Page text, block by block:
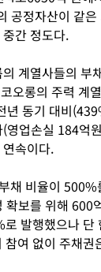
공정자산이 같
간 정도다.
계열사들의
오롱의 주력 계
동기 대비
영업손실 184억
속이다.
채 비율이
확보를 위해 600
발행했으나
여 없이 주채